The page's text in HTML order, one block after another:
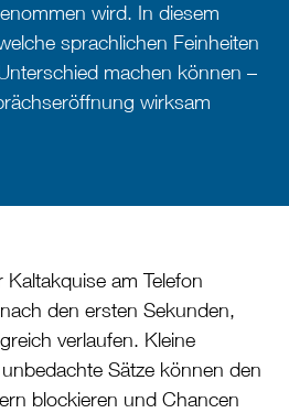
wird. In diesem
sprachlichen Feinheiten
machen können –
wirksam
Kaltakquise am Telefon
den ersten Sekunden,
verlaufen. Kleine
Sätze können den
blockieren und Chancen